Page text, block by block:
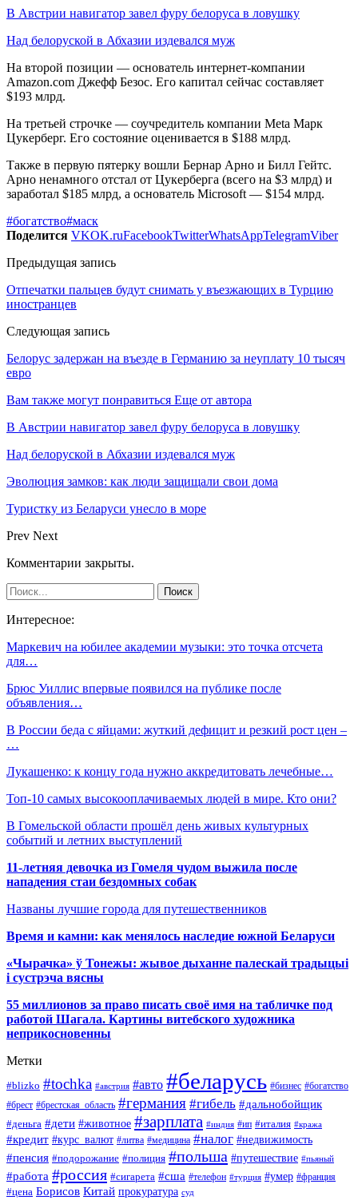
В Австрии навигатор завел фуру белоруса в ловушку
Над белоруской в Абхазии издевался муж
На второй позиции — основатель интернет-компании
Amazon.com Джефф Безос. Его капитал сейчас составляет
$193 млрд.
На третьей строчке — соучредитель компании Meta Марк
Цукерберг. Его состояние оценивается в $188 млрд.
Также в первую пятерку вошли Бернар Арно и Билл Гейтс.
Арно ненамного отстал от Цукерберга (всего на $3 млрд) и
заработал $185 млрд, а основатель Microsoft — $154 млрд.
#богатство#маск
Поделится VKOK.ruFacebookTwitterWhatsAppTelegramViber
Предыдущая запись
Отпечатки пальцев будут снимать у въезжающих в Турцию
иностранцев
Следующая запись
Белорус задержан на въезде в Германию за неуплату 10 тысяч
евро
Вам также могут понравиться Еще от автора
В Австрии навигатор завел фуру белоруса в ловушку
Над белоруской в Абхазии издевался муж
Эволюция замков: как люди защищали свои дома
Туристку из Беларуси унесло в море
Prev Next
Комментарии закрыты.
Интересное:
Маркевич на юбилее академии музыки: это точка отсчета
для…
Брюс Уиллис впервые появился на публике после
объявления…
В России беда с яйцами: жуткий дефицит и резкий рост цен –
…
Лукашенко: к концу года нужно аккредитовать лечебные…
Топ-10 самых высокооплачиваемых людей в мире. Кто они?
В Гомельской области прошёл день живых культурных
событий и летних выступлений
11-летняя девочка из Гомеля чудом выжила после
нападения стаи бездомных собак
Названы лучшие города для путешественников
Время и камни: как менялось наследие южной Беларуси
«Чырачка» ў Тонежы: жывое дыханне палескай традыцыі
і сустрэча вясны
55 миллионов за право писать своё имя на табличке под
работой Шагала. Картины витебского художника
неприкосновенны
Метки
#blizko #tochka #австрия #авто #беларусь #бизнес #богатство
#брест #брестская_область #германия #гибель #дальнобойщик
#деньга #дети #животное #зарплата #индия #ип #италия #кража
#кредит #курс_валют #литва #медицина #налог #недвижимость
#пенсия #подорожание #полиция #польша #путешествие #пьяный
#работа #россия #сигарета #сша #телефон #турция #умер #франция
#цена Борисов Китай прокуратура суд